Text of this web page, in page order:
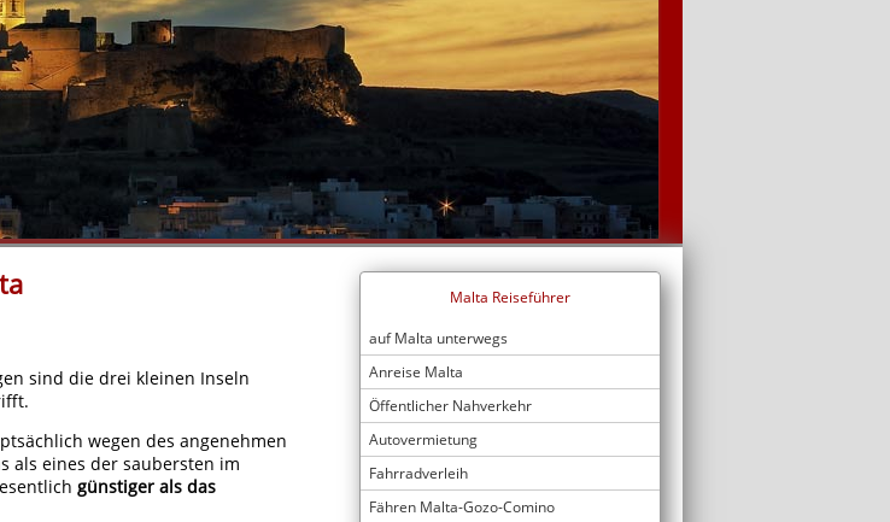
sind die drei kleinen Inseln
wegen des angenehmen
als eines der saubersten im
günstiger als das
Malta Reiseführer
auf Malta unterwegs
Anreise Malta
Öffentlicher Nahverkehr
Autovermietung
Fahrradverleih
Fähren Malta-Gozo-Comino